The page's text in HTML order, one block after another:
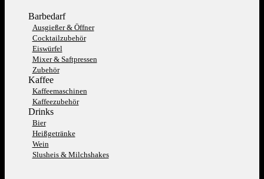
Barbedarf
Ausgießer & Öffner
Cocktailzubehör
Eiswürfel
Mixer & Saftpressen
Zubehör
Kaffee
Kaffeemaschinen
Kaffeezubehör
Drinks
Bier
Heißgetränke
Wein
Slusheis & Milchshakes